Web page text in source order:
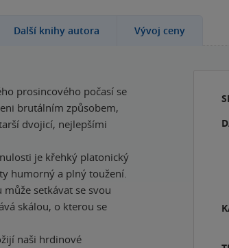
Další knihy autora Vývoj ceny
prosincového počasí se
brutálním způsobem,
dvojicí, nejlepšími
je křehký platonický
humorný a plný toužení.
setkávat se svou
skálou, o kterou se
naši hrdinové